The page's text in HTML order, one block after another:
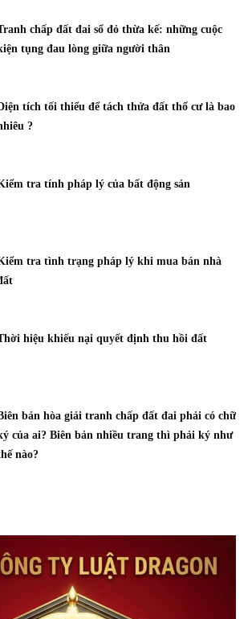
chấp đất đai sổ đỏ thừa kế: những cuộc
tụng đau lòng giữa người thân
tích tối thiểu để tách thửa đất thổ cư là bao
?
tra tính pháp lý của bất động sản
tra tình trạng pháp lý khi mua bán nhà
hiệu khiếu nại quyết định thu hồi đất
bản hòa giải tranh chấp đất đai phải có chữ
của ai? Biên bản nhiều trang thì phải ký như
nào?